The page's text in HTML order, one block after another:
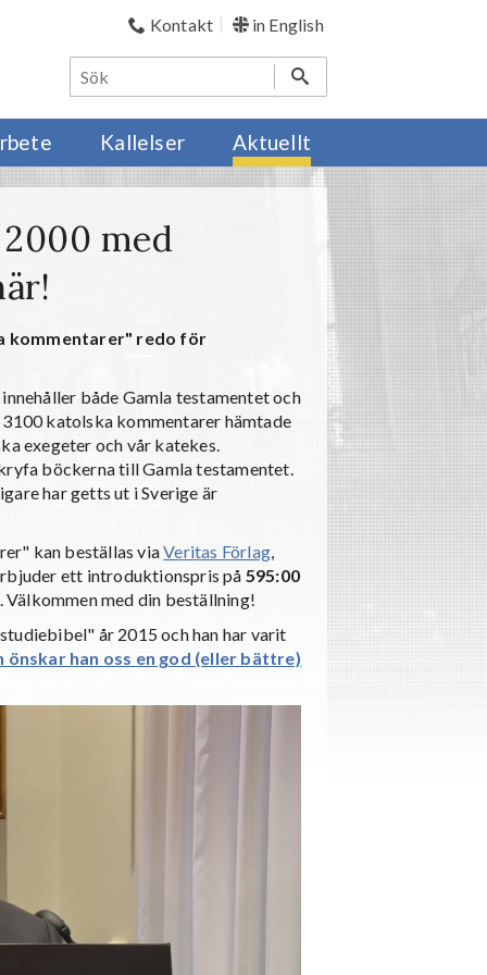
Kontakt in English
Kallelser Aktuellt
med
kommentarer" redo för
både Gamla testamentet och
katolska kommentarer hämtade
exegeter och vår katekes.
böckerna till Gamla testamentet.
har getts ut i Sverige är
kan beställas viaVeritas Förlag,
ett introduktionspris på 595:00
med din beställning!
år 2015 och han har varit
önskar han oss en god (eller bättre)